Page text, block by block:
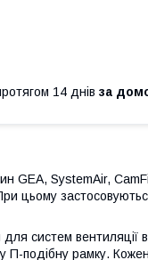
14 днів за
GEA, SystemAir,
цьому
систем вентиляції
П-подібну рамку.